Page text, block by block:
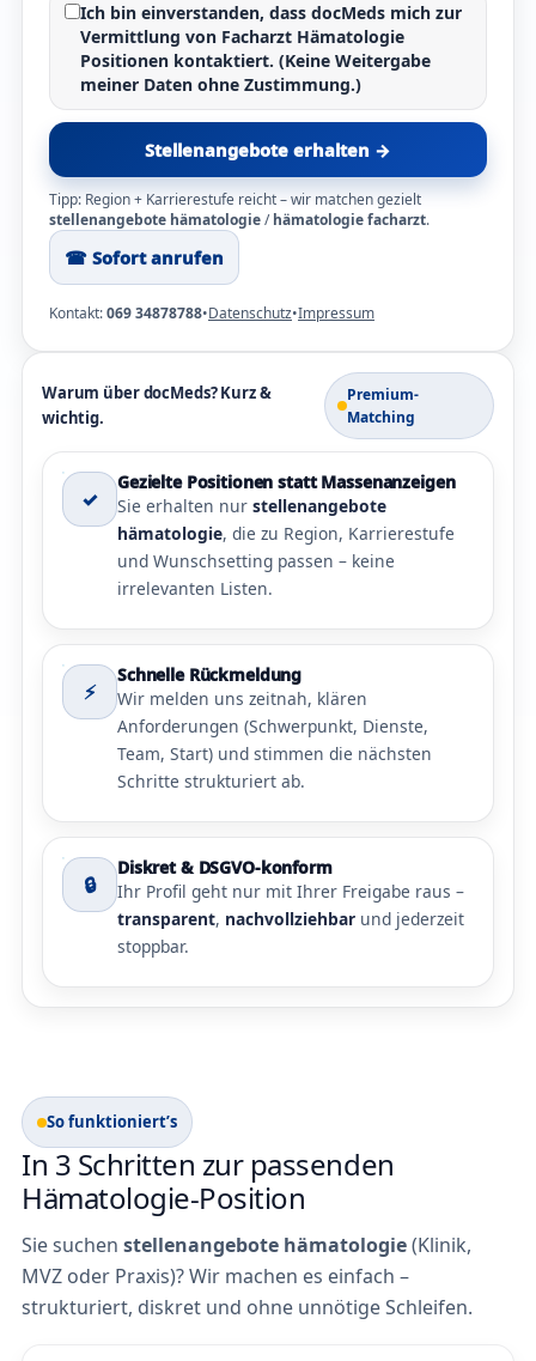
Ich bin einverstanden, dass docMeds mich zur
Vermittlung von Facharzt Hämatologie
Positionen kontaktiert. (Keine Weitergabe
meiner Daten ohne Zustimmung.)
Stellenangebote erhalten →
Tipp: Region + Karrierestufe reicht – wir matchen gezielt
stellenangebote hämatologie/hämatologie facharzt.
☎︎ Sofort anrufen
Kontakt:069 34878788•Datenschutz•Impressum
Warum über docMeds? Kurz &
wichtig.
Premium-
Matching
✓
Gezielte Positionen statt Massenanzeigen
Sie erhalten nur stellenangebote
hämatologie, die zu Region, Karrierestufe
und Wunschsetting passen – keine
irrelevanten Listen.
⚡
Schnelle Rückmeldung
Wir melden uns zeitnah, klären
Anforderungen (Schwerpunkt, Dienste,
Team, Start) und stimmen die nächsten
Schritte strukturiert ab.
🔒
Diskret & DSGVO-konform
Ihr Profil geht nur mit Ihrer Freigabe raus –
transparent, nachvollziehbar und jederzeit
stoppbar.
So funktioniert’s
In 3 Schritten zur passenden
Hämatologie-Position
Sie suchen stellenangebote hämatologie(Klinik,
MVZ oder Praxis)? Wir machen es einfach –
strukturiert, diskret und ohne unnötige Schleifen.